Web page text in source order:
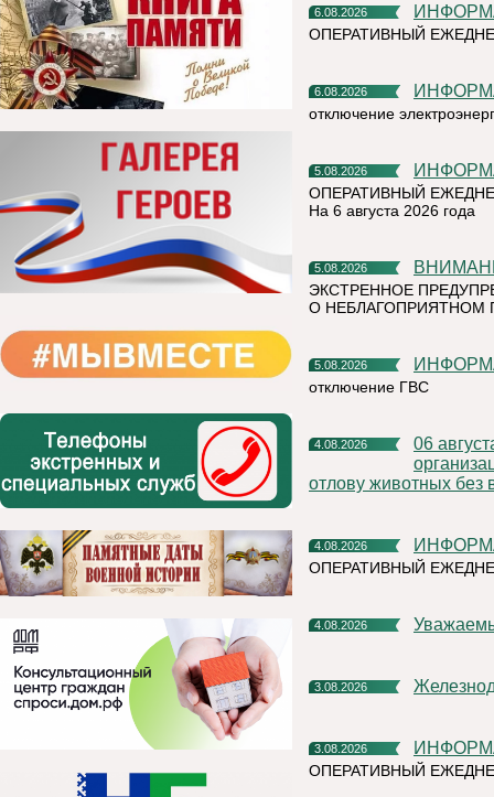
6.08.2026
ОПЕРАТИВНЫЙ
6.08.2026
отключение
5.08.2026
ОПЕРАТИВНЫЙ
На 6 августа 2026 года
5.08.2026
ЭКСТРЕННОЕ
О НЕБЛАГОПРИЯТНОМ
5.08.2026
отключение ГВС
4.08.2026
06 августа 2026 года на территории Княжпогостского района,
отлову животных без
4.08.2026
ОПЕРАТИВНЫЙ
4.08.2026
3.08.2026
3.08.2026
ОПЕРАТИВНЫЙ